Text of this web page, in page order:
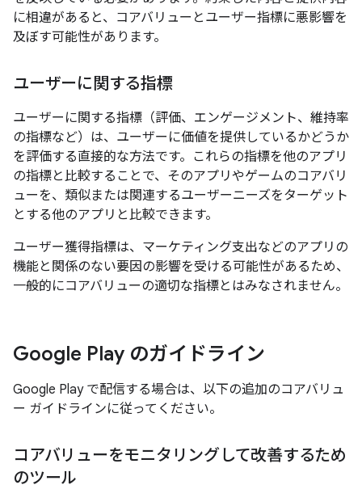
に相違があると、コアバリューとユーザー指標に悪影響を
及ぼす可能性があります。
ユーザーに関する指標
ユーザーに関する指標（評価、エンゲージメント、維持率
の指標など）は、ユーザーに価値を提供しているかどうか
を評価する直接的な方法です。これらの指標を他のアプリ
の指標と比較することで、そのアプリやゲームのコアバリ
ューを、類似または関連するユーザーニーズをターゲット
とする他のアプリと比較できます。
ユーザー獲得指標は、マーケティング支出などのアプリの
機能と関係のない要因の影響を受ける可能性があるため、
一般的にコアバリューの適切な指標とはみなされません。
Google Play のガイドライン
Google Play で配信する場合は、以下の追加のコアバリュ
ー ガイドラインに従ってください。
コアバリューをモニタリングして改善するため
のツール